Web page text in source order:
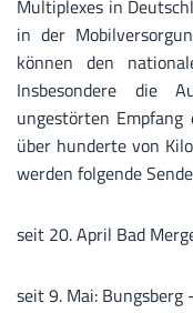
Multiplexes in
in der
können den
Insbesondere die
ungestörten
über hunderte von
werden folgende
seit 20. April Bad
seit 9. Mai: